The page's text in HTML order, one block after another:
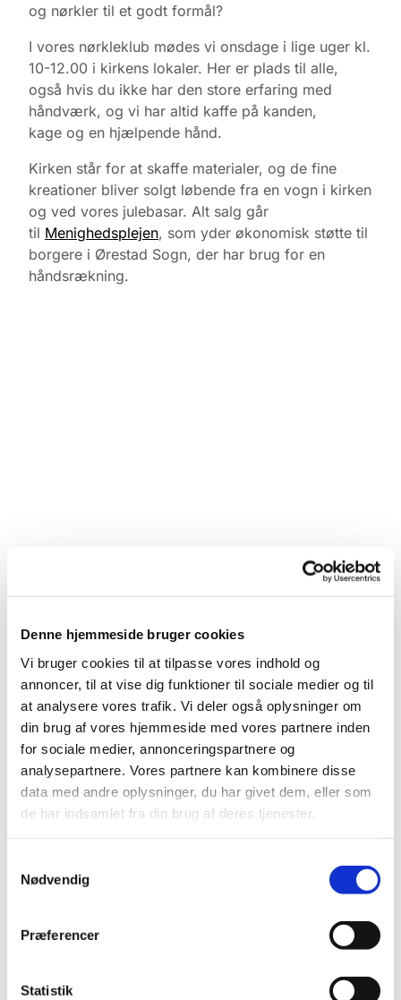
Denne hjemmeside bruger cookies
Vi bruger cookies til at tilpasse vores indhold og
annoncer, til at vise dig funktioner til sociale medier og til
at analysere vores trafik. Vi deler også oplysninger om
din brug af vores hjemmeside med vores partnere inden
for sociale medier, annonceringspartnere og
analysepartnere. Vores partnere kan kombinere disse
data med andre oplysninger, du har givet dem, eller som
de har indsamlet fra din brug af deres tjenester.
Nødvendig
Præferencer
Statistik
og nørkler til et godt formål?
I vores nørkleklub mødes vi onsdage i lige uger kl.
10-12.00 i kirkens lokaler. Her er plads til alle,
også hvis du ikke har den store erfaring med
håndværk, og vi har altid kaffe på kanden,
kage og en hjælpende hånd.
Kirken står for at skaffe materialer, og de fine
kreationer bliver solgt løbende fra en vogn i kirken
og ved vores julebasar. Alt salg går
til Menighedsplejen, som yder økonomisk støtte til
borgere i Ørestad Sogn, der har brug for en
håndsrækning.
Du vil måske også kunne
lide...